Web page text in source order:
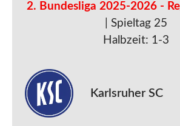
2. Bundesliga 2025-2026 -
| Spieltag 25
Halbzeit: 1-3
Karlsruher SC